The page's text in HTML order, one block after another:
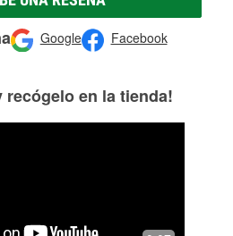
Google Facebook
recógelo en la tienda!